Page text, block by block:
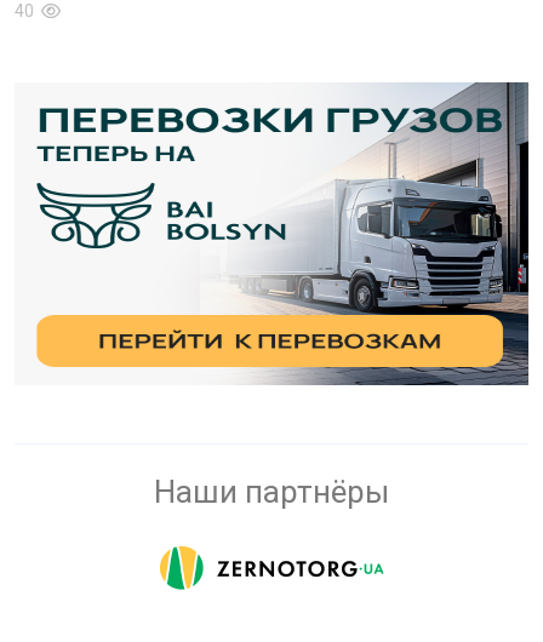
40
Наши партнёры